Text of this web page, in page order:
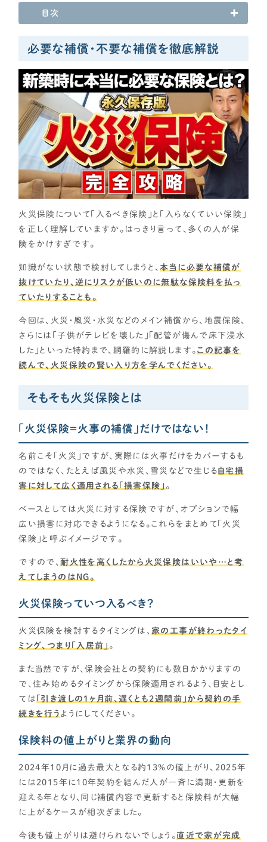
土地探し
契約後の注意点
時事ネタ・裏話
CONTENTS
コンテンツから探す
Q&Aで学ぶ
SUPPORT
サポート
せやま印工務店プロジェクト
お役立ちツール
OTHER
せやまのきもち
各種メディアのみなさまへ
目次
必要な補償・不要な補償を徹底解説
火災保険について「入るべき保険」と「入らなくていい保険」
を正しく理解していますか。はっきり言って、多くの人が保
険をかけすぎです。
知識がない状態で検討してしまうと、本当に必要な補償が
抜けていたり、逆にリスクが低いのに無駄な保険料を払っ
ていたりすることも。
今回は、火災・風災・水災などのメイン補償から、地震保険、
さらには「子供がテレビを壊した」「配管が傷んで床下浸水
した」といった特約まで、網羅的に解説します。 この記事を
読んで、火災保険の賢い入り方を学んでください。
そもそも火災保険とは
「火災保険＝火事の補償」だけではない！
名前こそ「火災」ですが、実際には火事だけをカバーするも
のではなく、たとえば風災や水災、雪災などで生じる自宅損
害に対して広く適用される「損害保険」 。
ベースとしては火災に対する保険ですが、オプションで幅
広い損害に対応できるようになる。これらをまとめて「火災
保険」と呼ぶイメージです。
ですので、 耐火性を高くしたから火災保険はいいや…と考
えてしまうのはNG。
火災保険っていつ入るべき？
火災保険を検討するタイミングは、 家の工事が終わったタイ
ミング、つまり「入居前」 。
また当然ですが、保険会社との契約にも数日かかりますの
で、住み始めるタイミングから保険適用されるよう、目安とし
ては
「引き渡しの1ヶ月前、遅くとも2週間前」から契約の手
続きを行う ようにしてください。
保険料の値上がりと業界の動向
2024年10月に過去最大となる約13％の値上がり、2025年
には 2015年に10年契約を結んだ人が一斉に満期・更新を
迎える年となり、同じ補償内容で更新すると保険料が大幅
に上がるケースが相次ぎました。
今後も値上がりは避けられないでしょう。 直近で家が完成